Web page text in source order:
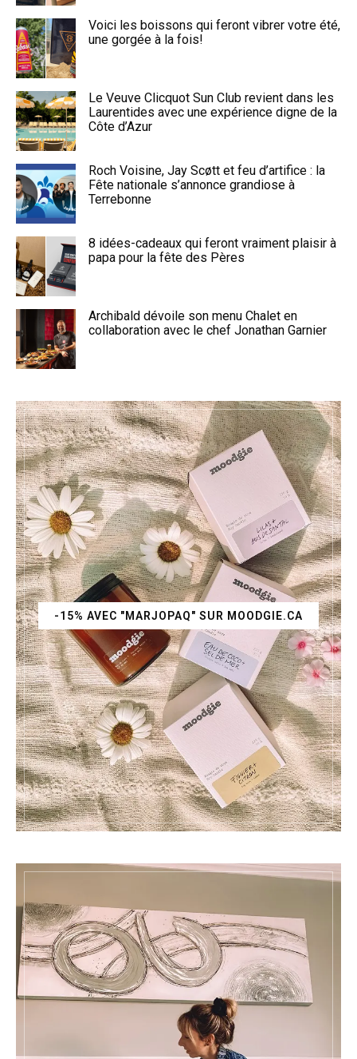
Voici les boissons qui feront vibrer votre été,
une gorgée à la fois!
Le Veuve Clicquot Sun Club revient dans les
Laurentides avec une expérience digne de la
Côte d’Azur
Roch Voisine, Jay Scøtt et feu d’artifice : la
Fête nationale s’annonce grandiose à
Terrebonne
8 idées-cadeaux qui feront vraiment plaisir à
papa pour la fête des Pères
Archibald dévoile son menu Chalet en
collaboration avec le chef Jonathan Garnier
-15% AVEC "MARJOPAQ" SUR MOODGIE.CA